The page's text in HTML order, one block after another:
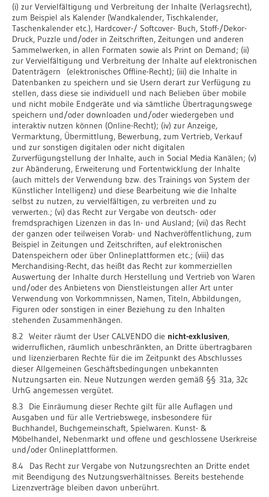
(i) zur Vervielfältigung und Verbreitung der Inhalte (Verlagsrecht),
zum Beispiel als Kalender (Wandkalender, Tischkalender,
Taschenkalender etc.), Hardcover-/ Softcover- Buch, Stoff-/Dekor-
Druck, Puzzle und/oder in Zeitschriften, Zeitungen und anderen
Sammelwerken, in allen Formaten sowie als Print on Demand; (ii)
zur Vervielfältigung und Verbreitung der Inhalte auf elektronischen
Datenträgern (elektronisches Offline-Recht); (iii) die Inhalte in
Datenbanken zu speichern und sie Usern derart zur Verfügung zu
stellen, dass diese sie individuell und nach Belieben über mobile
und nicht mobile Endgeräte und via sämtliche Übertragungswege
speichern und/oder downloaden und/oder wiedergeben und
interaktiv nutzen können (Online-Recht); (iv) zur Anzeige,
Vermarktung, Übermittlung, Bewerbung, zum Vertrieb, Verkauf
und zur sonstigen digitalen oder nicht digitalen
Zurverfügungstellung der Inhalte, auch in Social Media Kanälen; (v)
zur Abänderung, Erweiterung und Fortentwicklung der Inhalte
(auch mittels der Verwendung bzw. des Trainings von System der
Künstlicher Intelligenz) und diese Bearbeitung wie die Inhalte
selbst zu nutzen, zu vervielfältigen, zu verbreiten und zu
verwerten.; (vi) das Recht zur Vergabe von deutsch- oder
fremdsprachigen Lizenzen in das In- und Ausland; (vii) das Recht
der ganzen oder teilweisen Vorab- und Nachveröffentlichung, zum
Beispiel in Zeitungen und Zeitschriften, auf elektronischen
Datenspeichern oder über Onlineplattformen etc.; (viii) das
Merchandising-Recht, das heißt das Recht zur kommerziellen
Auswertung der Inhalte durch Herstellung und Vertrieb von Waren
und/oder des Anbietens von Dienstleistungen aller Art unter
Verwendung von Vorkommnissen, Namen, Titeln, Abbildungen,
Figuren oder sonstigen in einer Beziehung zu den Inhalten
stehenden Zusammenhängen.
8.2 Weiter räumt der User CALVENDO die nicht-exklusiven,
widerruflichen, räumlich unbeschränkten, an Dritte übertragbaren
und lizenzierbaren Rechte für die im Zeitpunkt des Abschlusses
dieser Allgemeinen Geschäftsbedingungen unbekannten
Nutzungsarten ein. Neue Nutzungen werden gemäß §§ 31a, 32c
UrhG angemessen vergütet.
8.3 Die Einräumung dieser Rechte gilt für alle Auflagen und
Ausgaben und für alle Vertriebswege, insbesondere für
Buchhandel, Buchgemeinschaft, Spielwaren. Kunst- &
Möbelhandel, Nebenmarkt und offene und geschlossene Userkreise
und/oder Onlineplattformen.
8.4 Das Recht zur Vergabe von Nutzungsrechten an Dritte endet
mit Beendigung des Nutzungsverhältnisses. Bereits bestehende
Lizenzverträge bleiben davon unberührt.